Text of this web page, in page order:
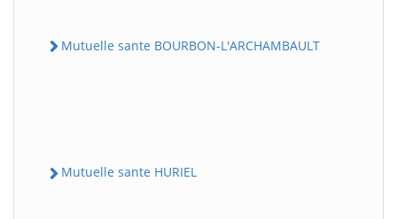
Mutuelle sante BOURBON-L'ARCHAMBAULT
Mutuelle sante HURIEL